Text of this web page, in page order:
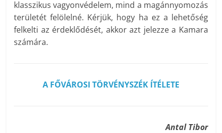
klasszikus vagyonvédelem, mind a magánnyomozás
területét felölelné. Kérjük, hogy ha ez a lehetőség
felkelti az érdeklődését, akkor azt jelezze a Kamara
számára.
A FŐVÁROSI TÖRVÉNYSZÉK ÍTÉLETE
Antal Tibor